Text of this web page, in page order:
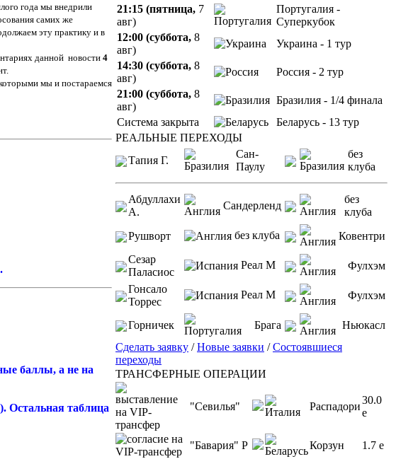
года мы внедрили
самих же
эту практику и в
данной новости 4
которыми мы и постараемся
баллы, а не на
Остальная таблица
21:15 (пятница, 7
авг)
Португалия -
Суперкубок
12:00 (суббота, 8
авг)
Украина - 1 тур
14:30 (суббота, 8
авг)
Россия - 2 тур
21:00 (суббота, 8
авг)
Бразилия - 1/4 финала
Система закрыта
Беларусь - 13 тур
РЕАЛЬНЫЕ ПЕРЕХОДЫ
Тапия Г.
Сан-
Паулу
без
клуба
Абдуллахи
А.
Сандерленд
без
клуба
Рушворт
без клуба
Ковентри
Сезар
Паласиос
Реал М
Фулхэм
Гонсало
Торрес
Реал М Фулхэм
Горничек Брага
Ньюкасл
Сделать заявку /Новые заявки /Состоявшиеся
переходы
ТРАНСФЕРНЫЕ ОПЕРАЦИИ
"Севилья" Распадори
30.0
e
"Бавария" Р Корзун 1.7 e